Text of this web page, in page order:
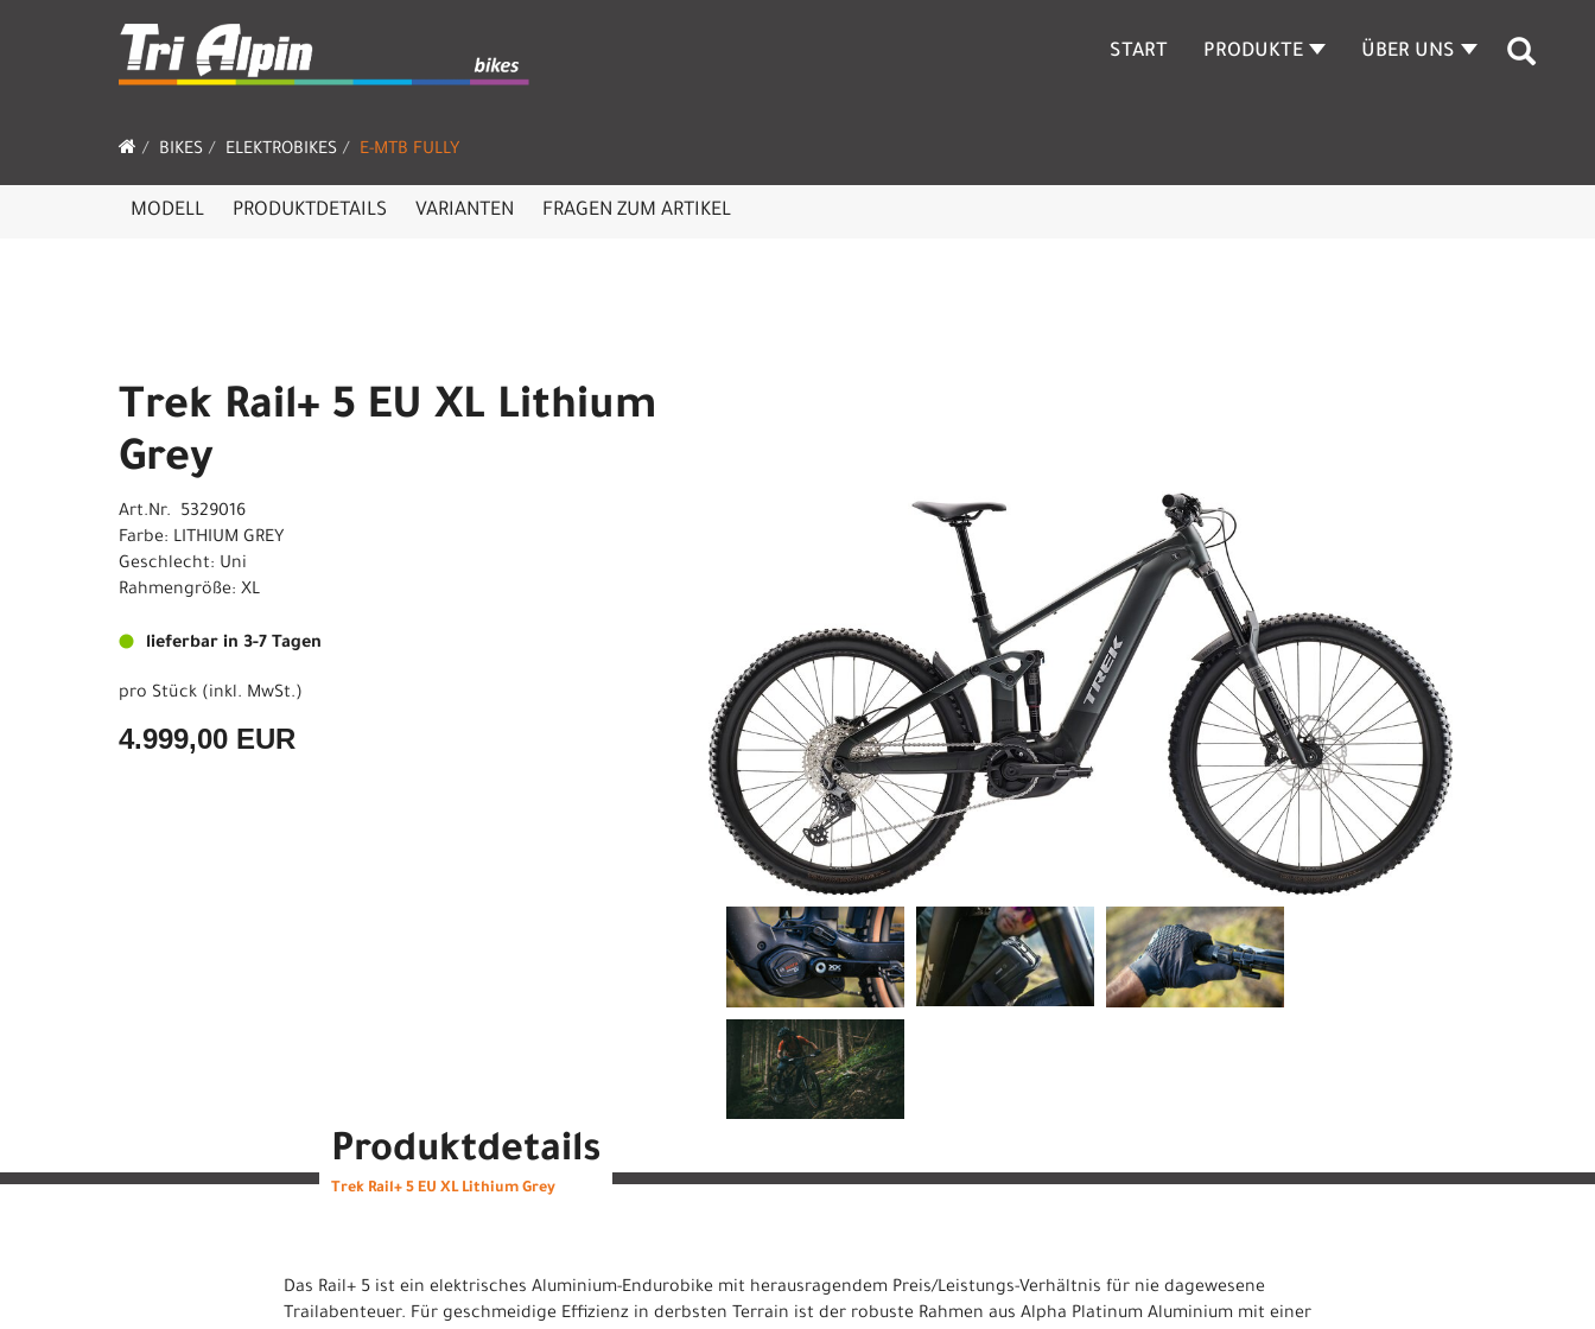
START PRODUKTE ÜBER UNS
BIKES ELEKTROBIKES E-MTB FULLY
MODELL PRODUKTDETAILS VARIANTEN FRAGEN ZUM ARTIKEL
Trek Rail+ 5 EU XL Lithium
Grey
Art.Nr. 5329016
Farbe: LITHIUM GREY
Geschlecht: Uni
Rahmengröße: XL
lieferbar in 3-7 Tagen
pro Stück (inkl. MwSt.)
4.999,00 EUR
Produktdetails
Trek Rail+ 5 EU XL Lithium Grey
Das Rail+ 5 ist ein elektrisches Aluminium-Endurobike mit herausragendem Preis/Leistungs-Verhältnis für nie dagewesene
Trailabenteuer. Für geschmeidige Effizienz in derbsten Terrain ist der robuste Rahmen aus Alpha Platinum Aluminium mit einer